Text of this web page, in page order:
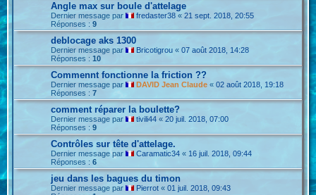
Angle max sur boule d'attelage
Dernier message par fredaster38 «21 sept. 2018, 20:55
Réponses :9
deblocage aks 1300
Dernier message par Bricotigrou «07 août 2018, 14:28
Réponses :10
Commennt fonctionne la friction ??
Dernier message par DAVID Jean Claude «02 août 2018, 19:18
Réponses :7
comment réparer la boulette?
Dernier message par tivili44 «20 juil. 2018, 07:00
Réponses :9
Contrôles sur tête d'attelage.
Dernier message par Caramatic34 « 16 juil. 2018, 09:44
Réponses :6
jeu dans les bagues du timon
Dernier message par Pierrot «01 juil. 2018, 09:43